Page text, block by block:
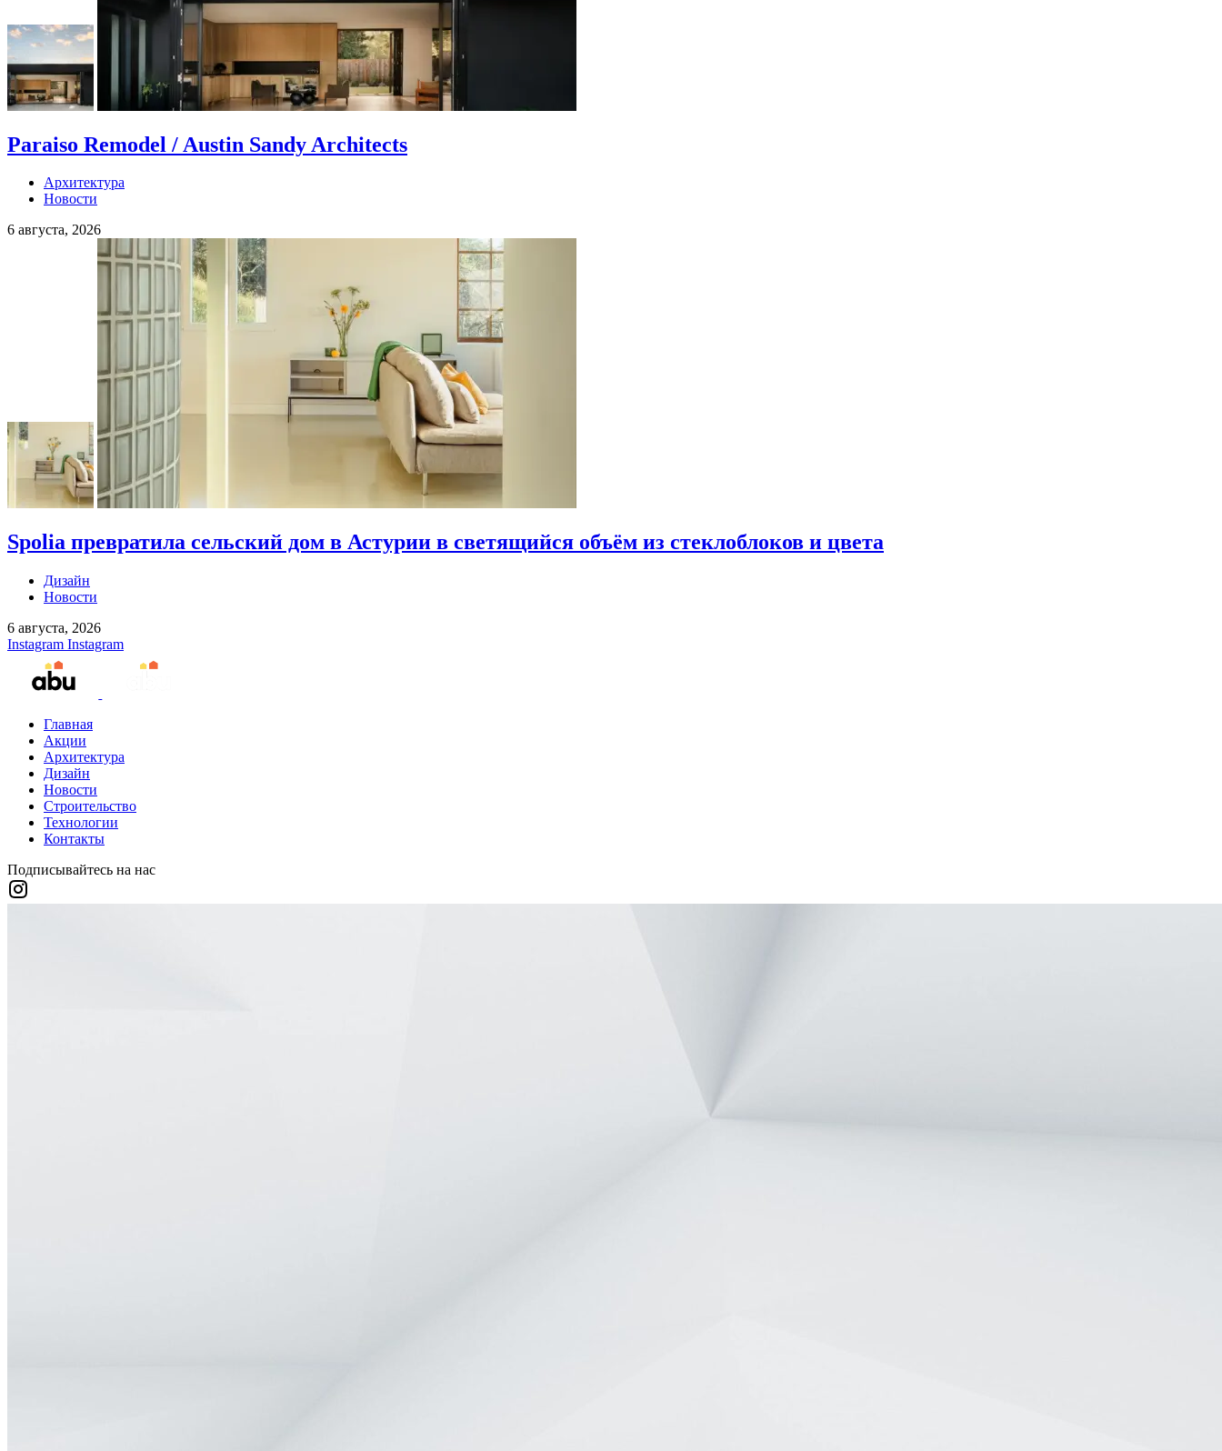
Paraiso Remodel / Austin Sandy Architects
Архитектура
Новости
6 августа, 2026
Spolia превратила сельский дом в Астурии в светящийся объём из стеклоблоков и цвета
Дизайн
Новости
6 августа, 2026
Instagram Instagram
Главная
Акции
Архитектура
Дизайн
Новости
Строительство
Технологии
Контакты
Подписывайтесь на нас